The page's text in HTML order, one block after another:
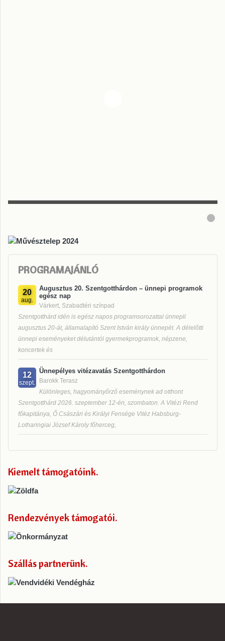
PROGRAMAJÁNLÓ
20
aug.
Augusztus 20. Szentgotthárdon – ünnepi programok
egész nap
Várkert, Szabadtéri színpad
Szentgotthárd idén is egész napos programsorozattal ünnepli
augusztus 20-át, államalapító Szent István király ünnepét. A délelőtti
ünnepi eseményeket délutántól gyermekprogramok, népzene,
koncertek és
12
szept.
Ünnepélyes vitézavatás Szentgotthárdon
Barokk Terasz
Különleges, hagyományőrző eseménynek ad otthont
Szentgotthárd 2026. szeptember 12-én, szombaton. A Vitézi Rend
főkapitánya, Ő Császári és Királyi Fensége Vitéz Habsburg-
Lotharingiai József Károly főherceg,
Kiemelt támogatóink
Rendezvények támogatói
Szállás partnerünk